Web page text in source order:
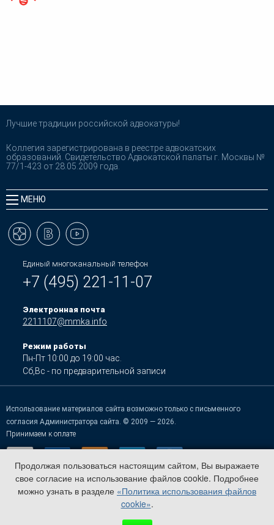
Лучшие традиции российской адвокатуры!
Коллегия зарегистрирована в реестре адвокатских
образований. Свидетельство Адвокатской палаты г. Москвы №
77/1-423 от 28.05.2009 года.
МЕНЮ
Единый многоканальный телефон
+7 (495) 221-11-07
Электронная почта
2211107@mmka.info
Режим работы
Пн-Пт 10:00 до 19:00 час.
Сб,Вс - по предварительной записи
Использование материалов сайта возможно только с письменного
согласия Администратора сайта. © 2009 — 2026.
Принимаем к оплате
Продолжая пользоваться настоящим сайтом, Вы выражаете
свое согласие на использование файлов cookie. Подробнее
можно узнать в разделе «Политика использования файлов
cookie».